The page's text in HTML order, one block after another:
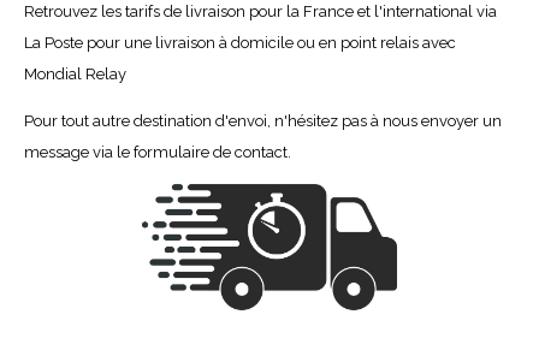
Retrouvez les tarifs de livraison pour la France et l'international via
La Poste pour une livraison à domicile ou en point relais avec
Mondial Relay
Pour tout autre destination d'envoi, n'hésitez pas à nous envoyer un
message via le formulaire de contact.